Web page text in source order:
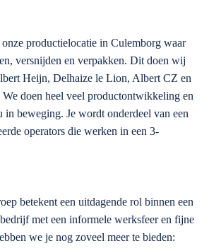
productielocatie in Culemborg waar
versnijden en verpakken. Dit doen wij
Heijn, Delhaize le Lion, Albert CZ en
doen heel veel productontwikkeling en
beweging. Je wordt onderdeel van een
operators die werken in een 3-
betekent een uitdagende rol binnen een
met een informele werksfeer en fijne
we je nog zoveel meer te bieden: